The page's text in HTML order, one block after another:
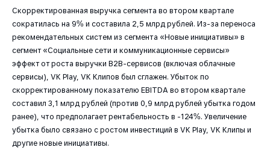
Скорректированная выручка сегмента во втором квартале
сократилась на 9% и составила 2,5 млрд рублей. Из-за переноса
рекомендательных систем из сегмента «Новые инициативы» в
сегмент «Социальные сети и коммуникационные сервисы»
эффект от роста выручки B2B-сервисов (включая облачные
сервисы), VK Play, VK Клипов был сглажен. Убыток по
скорректированному показателю EBITDA во втором квартале
составил 3,1 млрд рублей (против 0,9 млрд рублей убытка годом
ранее), что предполагает рентабельность в -124%. Увеличение
убытка было связано с ростом инвестиций в VK Play, VK Клипы и
другие новые инициативы.